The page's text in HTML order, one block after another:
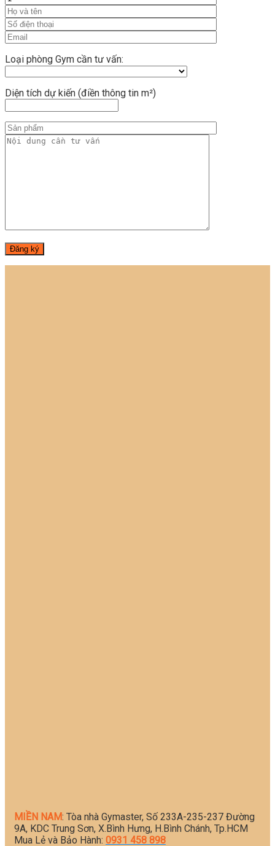
Loại phòng Gym cần tư vấn:
Diện tích dự kiến (điền thông tin m²)
MIỀN NAM: Tòa nhà Gymaster, Số 233A-235-237 Đường
9A, KDC Trung Sơn, X.Bình Hưng, H.Bình Chánh, Tp.HCM
Mua Lẻ và Bảo Hành: 0931 458 898